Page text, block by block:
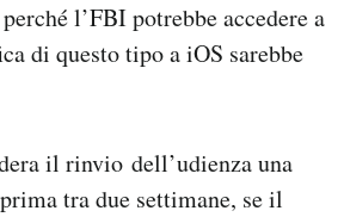
l’FBI potrebbe accedere a
di questo tipo a iOS sarebbe
il rinvio dell’udienza una
tra due settimane, se il